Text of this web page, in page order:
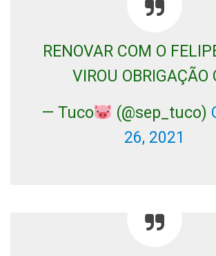
RENOVAR COM O
VIROU OBRIGAÇÃO
— Tuco
(@sep_tuco)
26, 2021